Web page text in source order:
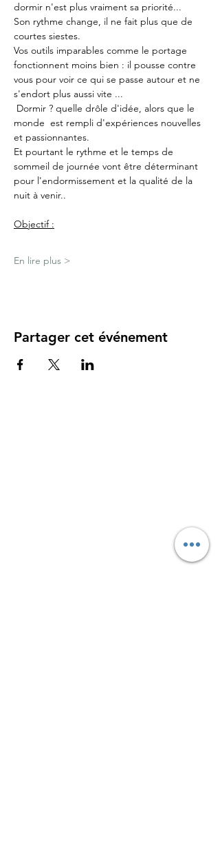
dormir n'est plus vraiment sa priorité...
Son rythme change, il ne fait plus que de
courtes siestes.
Vos outils imparables comme le portage
fonctionnent moins bien : il pousse contre
vous pour voir ce qui se passe autour et ne
s'endort plus aussi vite ...
monde  est rempli d'expériences nouvelles
et passionnantes.
Et pourtant le rythme et le temps de
sommeil de journée vont être déterminant
pour l'endormissement et la qualité de la
nuit à venir..
Objectif :
En lire plus >
Partager cet événement